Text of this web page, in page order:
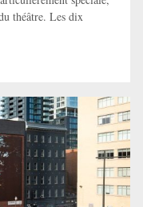
théâtre. Les dix